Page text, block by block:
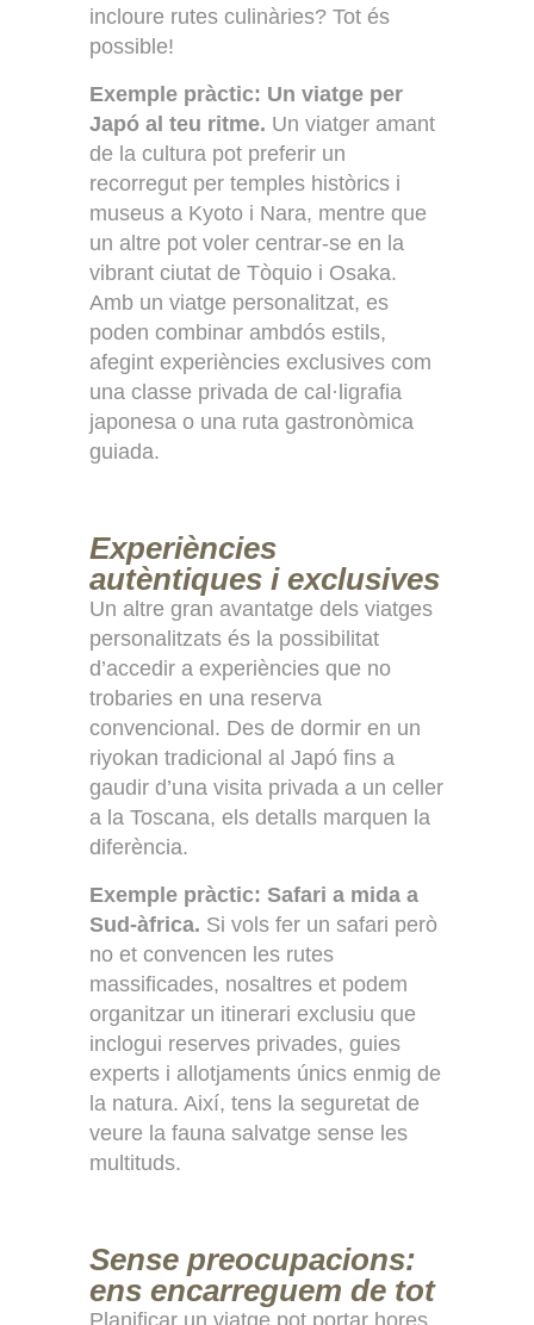
incloure rutes culinàries? Tot és
possible!
Exemple pràctic: Un viatge per
Japó al teu ritme. Un viatger amant
de la cultura pot preferir un
recorregut per temples històrics i
museus a Kyoto i Nara, mentre que
un altre pot voler centrar-se en la
vibrant ciutat de Tòquio i Osaka.
Amb un viatge personalitzat, es
poden combinar ambdós estils,
afegint experiències exclusives com
una classe privada de cal·ligrafia
japonesa o una ruta gastronòmica
guiada.
Experiències
autèntiques i exclusives
Un altre gran avantatge dels viatges
personalitzats és la possibilitat
d’accedir a experiències que no
trobaries en una reserva
convencional. Des de dormir en un
riyokan tradicional al Japó fins a
gaudir d’una visita privada a un celler
a la Toscana, els detalls marquen la
diferència.
Exemple pràctic: Safari a mida a
Sud-àfrica. Si vols fer un safari però
no et convencen les rutes
massificades, nosaltres et podem
organitzar un itinerari exclusiu que
inclogui reserves privades, guies
experts i allotjaments únics enmig de
la natura. Així, tens la seguretat de
veure la fauna salvatge sense les
multituds.
Sense preocupacions:
ens encarreguem de tot
Planificar un viatge pot portar hores